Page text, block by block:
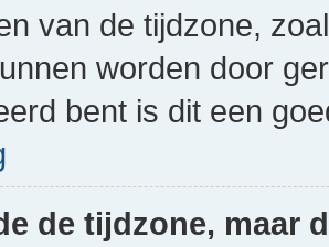
van de tijdzone,
worden door
bent is dit een
de tijdzone, maar